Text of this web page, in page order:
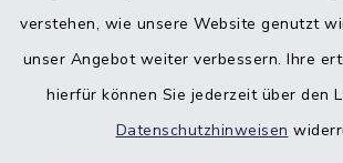
verstehen, wie unsere Website genutzt
unser Angebot weiter verbessern. Ihre
hierfür können Sie jederzeit über den
Datenschutzhinweisen
Bürgerbüro Hohenwestedt
Bürgerbüro Hanerau-